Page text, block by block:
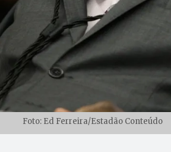
Foto: Ed Ferreira/Estadão Conteúdo